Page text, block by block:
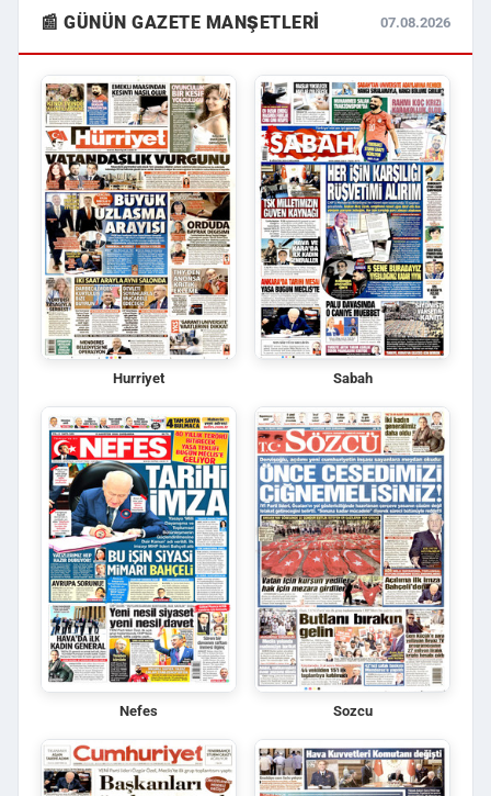
📰 GÜNÜN GAZETE MANŞETLERI 07.08.2026
Hurriyet Sabah
Nefes Sozcu